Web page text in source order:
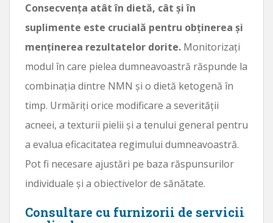
Consecvența atât în ​​dietă, cât și în
suplimente este crucială pentru obținerea și
menținerea rezultatelor dorite. Monitorizați
modul în care pielea dumneavoastră răspunde la
combinația dintre NMN și o dietă ketogenă în
timp. Urmăriți orice modificare a severității
acneei, a texturii pielii și a tenului general pentru
a evalua eficacitatea regimului dumneavoastră.
Pot fi necesare ajustări pe baza răspunsurilor
individuale și a obiectivelor de sănătate.
Consultare cu furnizorii de servicii